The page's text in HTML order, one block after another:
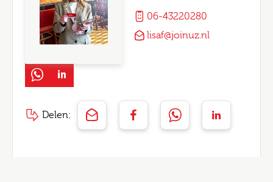
06-43220280
lisaf@joinuz.nl
Delen: